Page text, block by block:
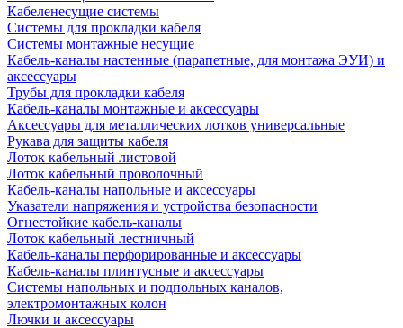
Кабеленесущие системы
Системы для прокладки кабеля
Системы монтажные несущие
Кабель-каналы настенные (парапетные, для монтажа ЭУИ) и
аксессуары
Трубы для прокладки кабеля
Кабель-каналы монтажные и аксессуары
Аксессуары для металлических лотков универсальные
Рукава для защиты кабеля
Лоток кабельный листовой
Лоток кабельный проволочный
Кабель-каналы напольные и аксессуары
Указатели напряжения и устройства безопасности
Огнестойкие кабель-каналы
Лоток кабельный лестничный
Кабель-каналы перфорированные и аксессуары
Кабель-каналы плинтусные и аксессуары
Системы напольных и подпольных каналов,
электромонтажных колон
Лючки и аксессуары